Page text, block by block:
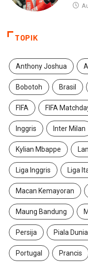
TOPIK
Anthony Joshua
Bobotoh Brasil
FIFA FIFA
Inggris Inter Milan
Kylian Mbappe
Liga Inggris Liga
Macan Kemayoran
Maung Bandung
Persija Piala
Portugal Prancis